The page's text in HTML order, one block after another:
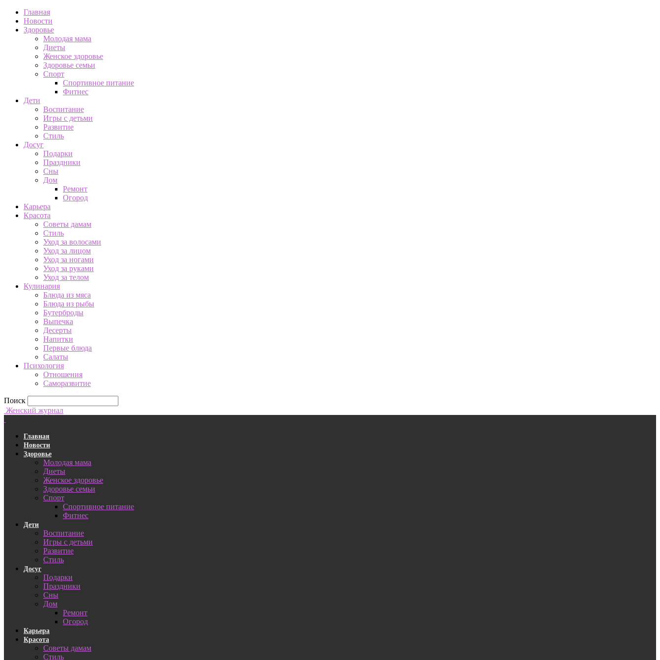
Главная
Новости
Здоровье
Молодая мама
Диеты
Женское здоровье
Здоровье семьи
Спорт
Спортивное питание
Фитнес
Дети
Воспитание
Игры с детьми
Развитие
Стиль
Досуг
Подарки
Праздники
Сны
Дом
Ремонт
Огород
Карьера
Красота
Советы дамам
Стиль
Уход за волосами
Уход за лицом
Уход за ногами
Уход за руками
Уход за телом
Кулинария
Блюда из мяса
Блюда из рыбы
Бутерброды
Выпечка
Десерты
Напитки
Первые блюда
Салаты
Психология
Отношения
Саморазвитие
Поиск
Женский журнал
Главная
Новости
Здоровье
Молодая мама
Диеты
Женское здоровье
Здоровье семьи
Спорт
Спортивное питание
Фитнес
Дети
Воспитание
Игры с детьми
Развитие
Стиль
Досуг
Подарки
Праздники
Сны
Дом
Ремонт
Огород
Карьера
Красота
Советы дамам
Стиль